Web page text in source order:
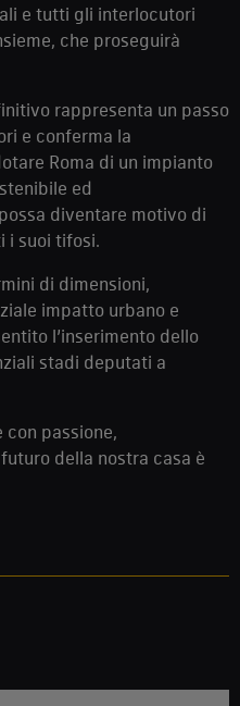
e tutti gli interlocutori
che proseguirà
rappresenta un passo
e conferma la
Roma di un impianto
ed
diventare motivo di
i suoi tifosi.
di dimensioni,
impatto urbano e
l’inserimento dello
stadi deputati a
con passione,
della nostra casa è